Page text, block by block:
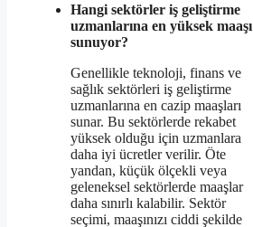
Hangi sektörler iş geliştirme
uzmanlarına en yüksek maaşı
sunuyor?
Genellikle teknoloji, finans ve
sağlık sektörleri iş geliştirme
uzmanlarına en cazip maaşları
sunar. Bu sektörlerde rekabet
yüksek olduğu için uzmanlara
daha iyi ücretler verilir. Öte
yandan, küçük ölçekli veya
geleneksel sektörlerde maaşlar
daha sınırlı kalabilir. Sektör
seçimi, maaşınızı ciddi şekilde